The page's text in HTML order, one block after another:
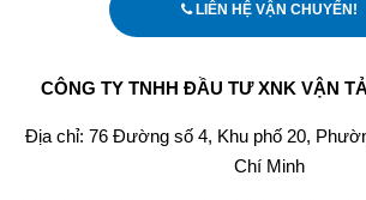
LIÊN HỆ VẬN CHUYỂN!
CÔNG TY TNHH ĐẦU TƯ XNK VẬN
Địa chỉ: 76 Đường số 4, Khu phố 20,
Chí Minh